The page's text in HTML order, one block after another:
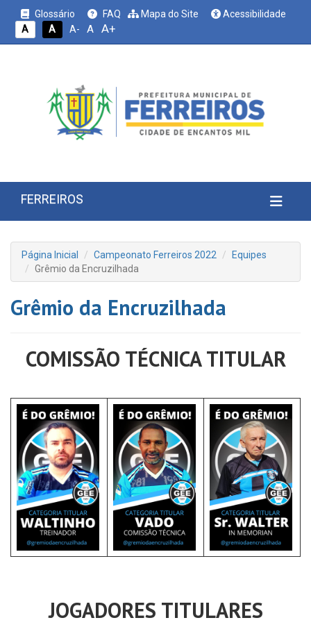
Glossário FAQ Mapa do Site
Acessibilidade
A
A A- A A+
FERREIROS
Página Inicial Campeonato Ferreiros 2022
Equipes
Grêmio da Encruzilhada
Grêmio da Encruzilhada
COMISSÃO TÉCNICA TITULAR
JOGADORES TITULARES